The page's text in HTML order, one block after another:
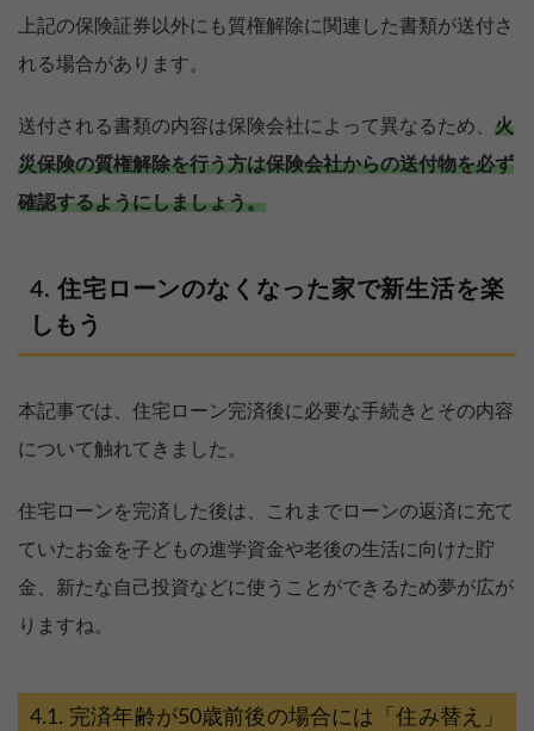
上記の保険証券以外にも質権解除に関連した書類が送付さ
れる場合があります。
送付される書類の内容は保険会社によって異なるため、 火
災保険の質権解除を行う方は保険会社からの送付物を必ず
確認するようにしましょう。
住宅ローンのなくなった家で新生活を楽
しもう
本記事では、住宅ローン完済後に必要な手続きとその内容
について触れてきました。
住宅ローンを完済した後は、これまでローンの返済に充て
ていたお金を子どもの進学資金や老後の生活に向けた貯
金、新たな自己投資などに使うことができるため夢が広が
りますね。
完済年齢が50歳前後の場合には「住み替え」